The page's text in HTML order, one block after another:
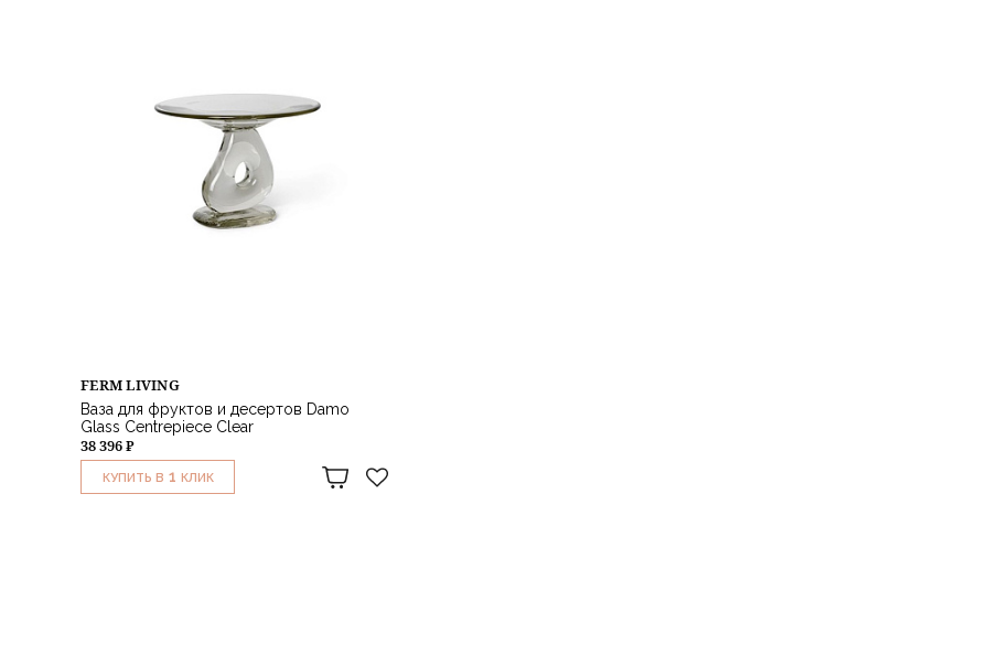
FERM LIVING
Ваза для фруктов и десертов Damo
Glass Centrepiece Clear
38 396 ₽
КУПИТЬ В 1 КЛИК